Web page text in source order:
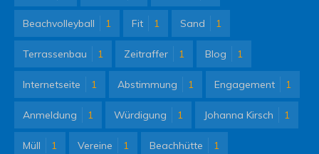
Beachvolleyball 1 Fit 1 Sand 1
Terrassenbau 1 Zeitraffer 1 Blog 1
Internetseite 1 Abstimmung 1 Engagement 1
Anmeldung 1 Würdigung 1 Johanna Kirsch 1
Müll 1 Vereine 1 Beachhütte 1